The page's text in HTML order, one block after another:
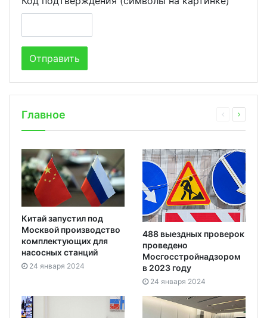
Главное
Китай запустил под
Москвой производство
комплектующих для
насосных станций
24 января 2024
488 выездных проверок
проведено
Мосгосстройнадзором
в 2023 году
24 января 2024